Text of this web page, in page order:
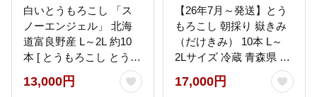
白いとうもろこし 「ス
ノーエンジェル」 北海
道富良野産 L～2L 約10
本 [ とうもろこし とうき
び コーン ホワイトコー
ン 野菜 北海道 富良野 ]
13,000円
【26年7月～発送】とう
もろこし 朝採り 嶽きみ
（だけきみ） 10本 L～
2Lサイズ 冷蔵 青森県 弘
前市 [とうもろこし 朝採
り 嶽きみ だけきみ 冷蔵
17,000円